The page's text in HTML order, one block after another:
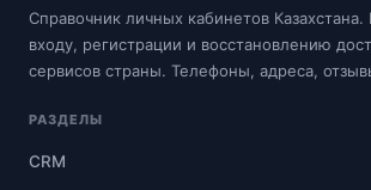
Справочник личных кабинетов
входу, регистрации и восстановлению
сервисов страны. Телефоны, адреса,
РАЗДЕЛЫ
CRM